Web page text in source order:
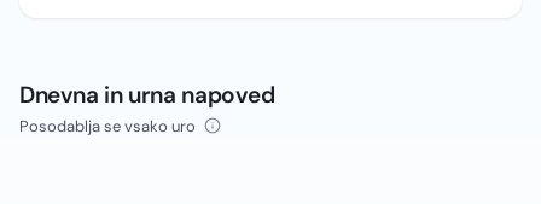
Dnevna in urna napoved
Posodablja se vsako uro